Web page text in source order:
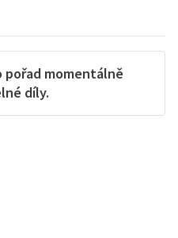
pořad momentálně
díly.